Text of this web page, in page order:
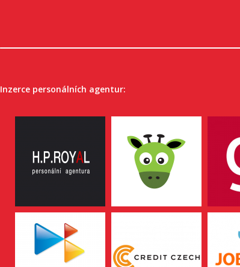
Inzerce personálních agentur: